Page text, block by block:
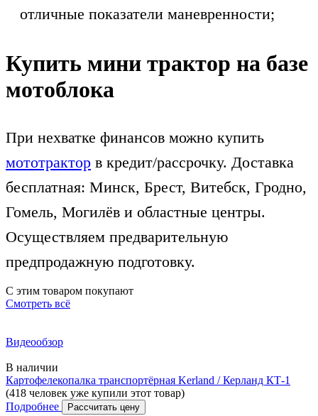
отличные показатели маневренности;
Купить мини трактор на базе
мотоблока
При нехватке финансов можно купить
мототрактор в кредит/рассрочку. Доставка
бесплатная: Минск, Брест, Витебск, Гродно,
Гомель, Могилёв и областные центры.
Осуществляем предварительную
предпродажную подготовку.
С этим товаром покупают
Смотреть всё
Видеообзор
В наличии
Картофелекопалка транспортёрная Kerland / Керланд КТ-1
(418 человек уже купили этот товар)
Подробнее
Рассчитать цену